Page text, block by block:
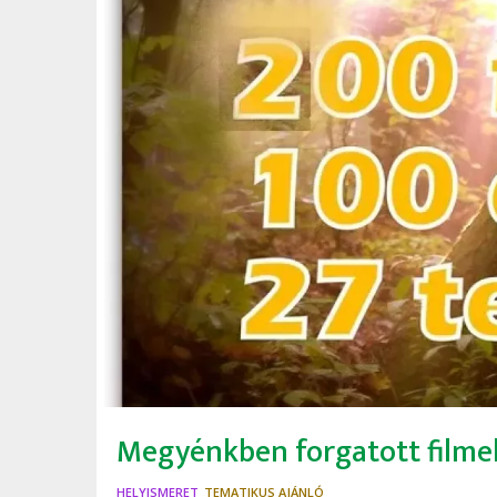
Megyénkben forgatott
HELYISMERET TEMATIKUS AJÁNLÓ